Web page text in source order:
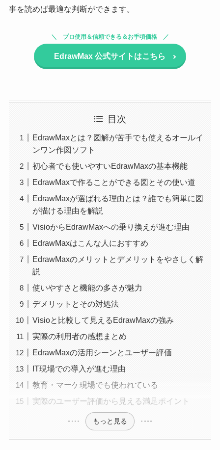
事を読めば最適な判断ができます。
プロ使用＆信頼できる＆お手頃価格
EdrawMax 公式サイトはこちら
目次
EdrawMaxとは？図解が苦手でも使えるオールイ
ンワン作図ソフト
初心者でも使いやすいEdrawMaxの基本機能
EdrawMaxで作ることができる図とその使い道
EdrawMaxが選ばれる理由とは？誰でも簡単に図
が描ける理由を解説
VisioからEdrawMaxへの乗り換えが進む理由
EdrawMaxはこんな人におすすめ
EdrawMaxのメリットとデメリットをやさしく解
説
使いやすさと機能の多さが魅力
デメリットとその対処法
Visioと比較して見えるEdrawMaxの強み
実際の利用者の感想まとめ
EdrawMaxの活用シーンとユーザー評価
IT現場での導入が進む理由
教育・マーケ現場でも使われている
実際のユーザー評価から見える満足ポイント
もっと見る